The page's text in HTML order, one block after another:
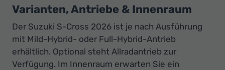
Varianten, Antriebe & Innenraum
Der Suzuki S-Cross 2026 ist je nach Ausführung
mit Mild-Hybrid- oder Full-Hybrid-Antrieb
erhältlich. Optional steht Allradantrieb zur
Verfügung. Im Innenraum erwarten Sie ein